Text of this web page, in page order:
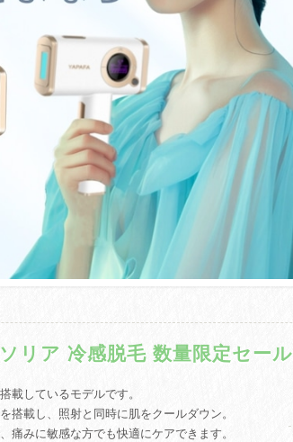
リア 冷感脱毛 数量限定セール
載しているモデルです。
搭載し、照射と同時に肌をクールダウン。
痛みに敏感な方でも快適にケアできます。